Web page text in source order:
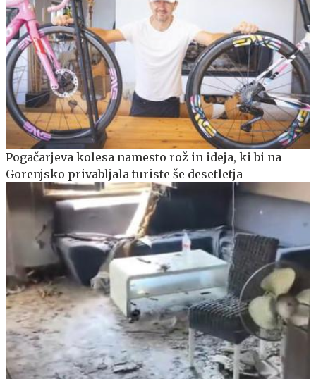
Pogačarjeva kolesa namesto rož in ideja, ki bi na
Gorenjsko privabljala turiste še desetletja